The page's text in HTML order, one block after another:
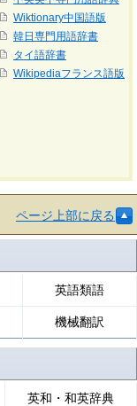
Wiktionary中国語版
韓日専門用語辞書
タイ語辞書
Wikipediaフランス語版
ページ上部に戻る
英語類語
機械翻訳
英和・和英辞典